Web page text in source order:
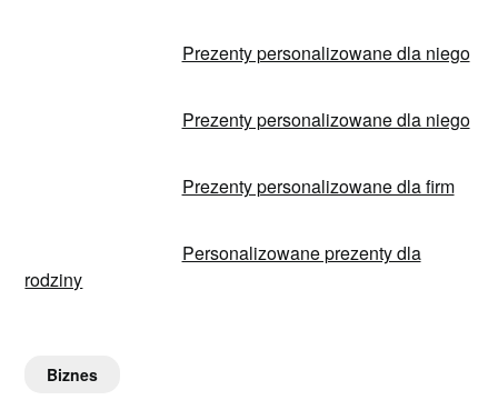
Prezenty personalizowane dla niego
Prezenty personalizowane dla niego
Prezenty personalizowane dla firm
Personalizowane prezenty dla
rodziny
Biznes